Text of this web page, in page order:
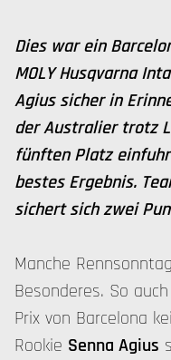
Dies war ein
MOLY Husqvarna
Agius sicher in
der Australier trotz
fünften Platz
bestes Ergebnis.
sichert sich zwei
Manche
Besonderes. So
Prix von Barcelona
Rookie Senna Agius